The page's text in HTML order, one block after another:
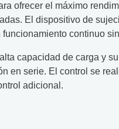
ofrecer el máximo
El dispositivo de
continuo
capacidad de carga y
en serie. El control se
adicional.